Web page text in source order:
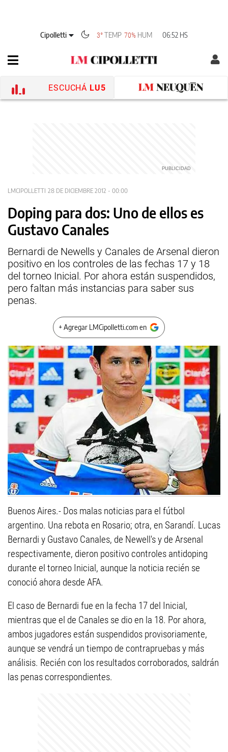
Cipolletti 3°TEMP 70% HUM 06:52 HS
ESCUCHÁ LU5
LMCIPOLLETTI 28 DE DICIEMBRE 2012 - 00:00
Doping para dos: Uno de ellos es
Gustavo Canales
Bernardi de Newells y Canales de Arsenal dieron
positivo en los controles de las fechas 17 y 18
del torneo Inicial. Por ahora están suspendidos,
pero faltan más instancias para saber sus
penas.
+ Agregar LMCipolletti.com en
Buenos Aires.- Dos malas noticias para el fútbol
argentino. Una rebota en Rosario; otra, en Sarandí. Lucas
Bernardi y Gustavo Canales, de Newell's y de Arsenal
respectivamente, dieron positivo controles antidoping
durante el torneo Inicial, aunque la noticia recién se
conoció ahora desde AFA.
El caso de Bernardi fue en la fecha 17 del Inicial,
mientras que el de Canales se dio en la 18. Por ahora,
ambos jugadores están suspendidos provisoriamente,
aunque se vendrá un tiempo de contrapruebas y más
análisis. Recién con los resultados corroborados, saldrán
las penas correspondientes.